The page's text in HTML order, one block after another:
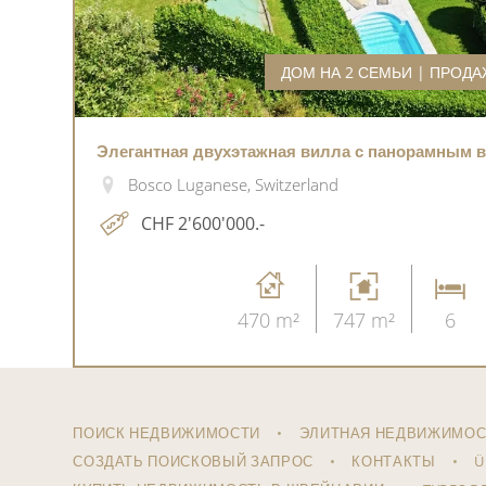
ДОМ НА 2 СЕМЬИ |
Элегантная двухэтажная вилла с панорамным
Bosco Luganese, Switzerland
CHF 2'600'000.-
470 m² 747 m² 6
ПОИСК НЕДВИЖИМОСТИ
ЭЛИТНАЯ
СОЗДАТЬ ПОИСКОВЫЙ ЗАПРОС
КОНТАКТЫ